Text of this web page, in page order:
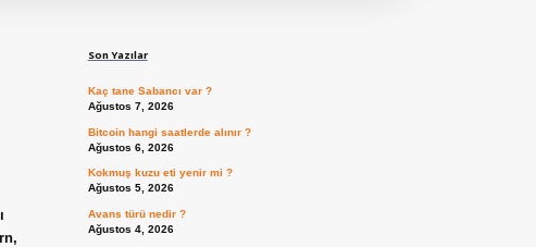
Son Yazılar
Kaç tane Sabancı var ?
Ağustos 7, 2026
Bitcoin hangi saatlerde alınır ?
Ağustos 6, 2026
Kokmuş kuzu eti yenir mi ?
Ağustos 5, 2026
Avans türü nedir ?
Ağustos 4, 2026